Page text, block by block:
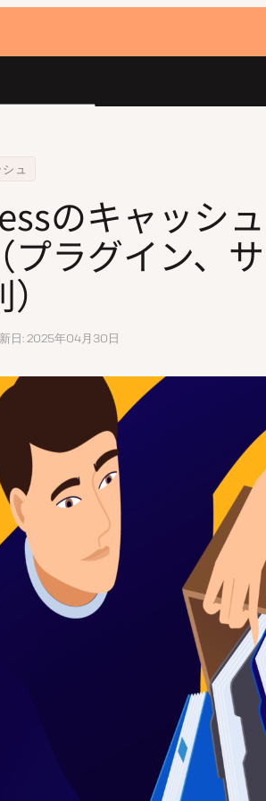
ュ
をクリアする方法（プラグイン、サーバー、
のキャッシ
プラグイン、
日 2025年04月30日